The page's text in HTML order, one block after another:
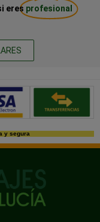
eres profesional
y segura